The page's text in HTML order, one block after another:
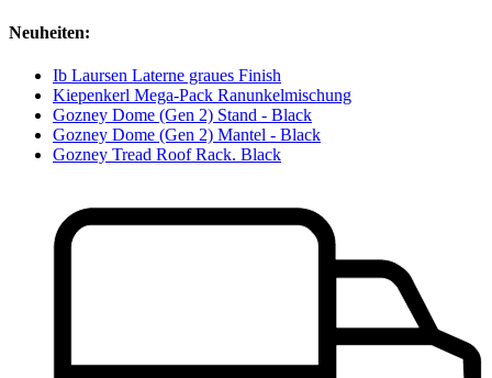
Neuheiten:
Ib Laursen Laterne graues Finish
Kiepenkerl Mega-Pack Ranunkelmischung
Gozney Dome (Gen 2) Stand - Black
Gozney Dome (Gen 2) Mantel - Black
Gozney Tread Roof Rack. Black